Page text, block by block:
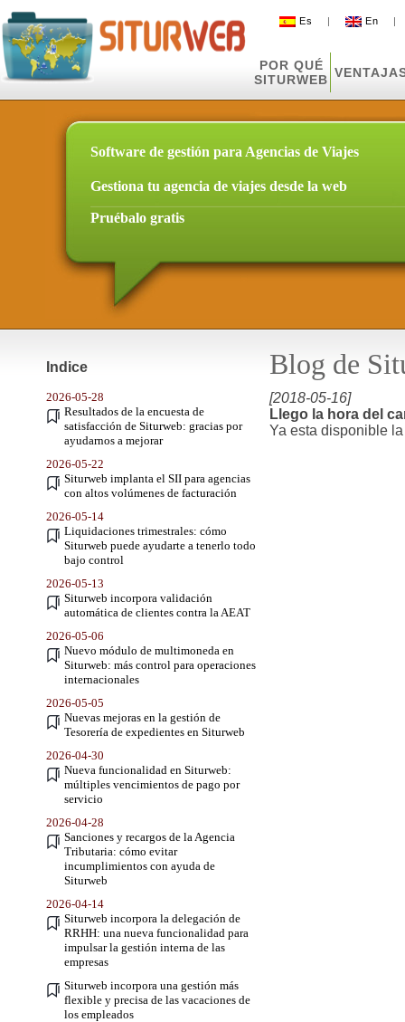
Es | En
POR QUÉ
SITURWEB
Software de gestión para Agencias de Viajes
Gestiona tu agencia de viajes desde la web
Pruébalo gratis
Indice Blog de
2026-05-28
Resultados de la encuesta de
satisfacción de Siturweb: gracias por
ayudarnos a mejorar
2026-05-22
Siturweb implanta el SII para agencias
con altos volúmenes de facturación
2026-05-14
Liquidaciones trimestrales: cómo
Siturweb puede ayudarte a tenerlo todo
bajo control
2026-05-13
Siturweb incorpora validación
automática de clientes contra la AEAT
2026-05-06
Nuevo módulo de multimoneda en
Siturweb: más control para operaciones
internacionales
2026-05-05
Nuevas mejoras en la gestión de
Tesorería de expedientes en Siturweb
2026-04-30
Nueva funcionalidad en Siturweb:
múltiples vencimientos de pago por
servicio
2026-04-28
Sanciones y recargos de la Agencia
Tributaria: cómo evitar
incumplimientos con ayuda de
Siturweb
2026-04-14
Siturweb incorpora la delegación de
RRHH: una nueva funcionalidad para
impulsar la gestión interna de las
empresas
Siturweb incorpora una gestión más
flexible y precisa de las vacaciones de
los empleados
[2018-05-16]
Llego la hora del
Ya esta disponible